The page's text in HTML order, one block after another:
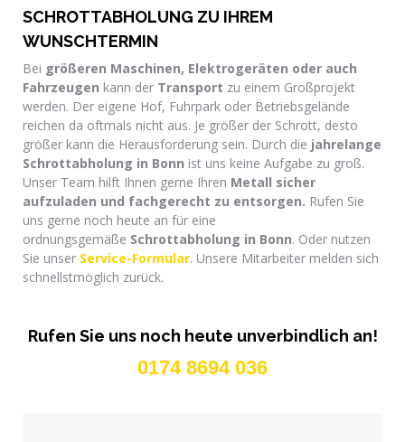
SCHROTTABHOLUNG ZU IHREM
WUNSCHTERMIN
Bei größeren Maschinen, Elektrogeräten oder auch
Fahrzeugen kann der Transport zu einem Großprojekt
werden. Der eigene Hof, Fuhrpark oder Betriebsgelände
reichen da oftmals nicht aus. Je größer der Schrott, desto
größer kann die Herausforderung sein. Durch die jahrelange
Schrottabholung in Bonn ist uns keine Aufgabe zu groß.
Unser Team hilft Ihnen gerne Ihren Metall sicher
aufzuladen und fachgerecht zu entsorgen. Rufen Sie
uns gerne noch heute an für eine
ordnungsgemäße Schrottabholung in Bonn. Oder nutzen
Sie unser Service-Formular. Unsere Mitarbeiter melden sich
schnellstmöglich zurück.
Rufen Sie uns noch heute unverbindlich an!
0174 8694 036